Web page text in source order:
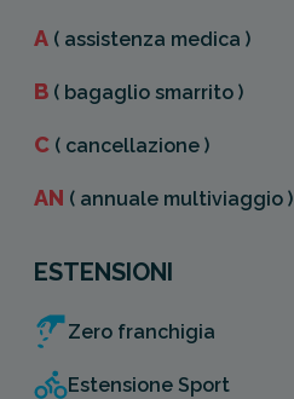
A ( assistenza medica )
B ( bagaglio smarrito )
C ( cancellazione )
AN ( annuale multiviaggio )
ESTENSIONI
Zero franchigia
Estensione Sport